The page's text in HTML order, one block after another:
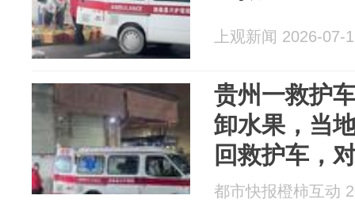
上观新闻 2026-07-
贵州一救护
卸水果，当
回救护车，
对涉事机构
都市快报橙柿互动